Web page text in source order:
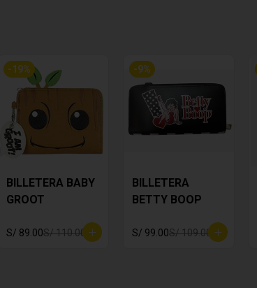
-19%
BILLETERA BABY
GROOT
S/ 89.00S/ 110.00
-9%
BILLETERA
BETTY BOOP
S/ 99.00S/ 109.00